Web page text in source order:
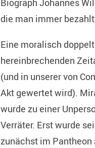
die man immer
Eine moralisch
hereinbrechenden
(und in unserer von
Akt gewertet wird).
wurde zu einer
Verräter. Erst wurde
zunächst im